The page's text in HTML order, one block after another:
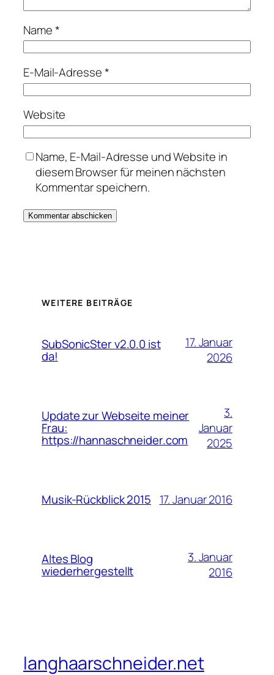
Name*
E-Mail-Adresse*
Website
Name, E-Mail-Adresse und Website in
diesem Browser für meinen nächsten
Kommentar speichern.
WEITERE BEITRÄGE
SubSonicSter v2.0.0 ist
da!
17. Januar
2026
Update zur Webseite meiner
Frau:
https://hannaschneider.com
3.
Januar
2025
Musik-Rückblick 2015 17. Januar 2016
Altes Blog
wiederhergestellt
3. Januar
2016
langhaarschneider.net